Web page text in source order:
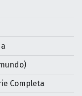
Completa